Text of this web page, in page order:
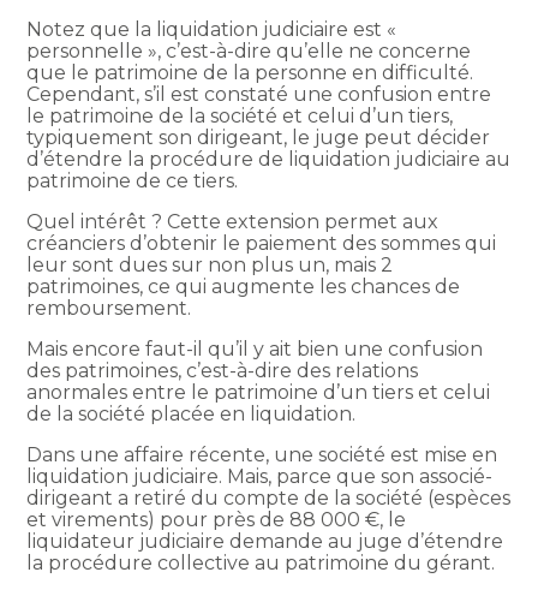
Notez que la liquidation judiciaire est «
personnelle », c’est-à-dire qu’elle ne concerne
que le patrimoine de la personne en difficulté.
Cependant, s’il est constaté une confusion entre
le patrimoine de la société et celui d’un tiers,
typiquement son dirigeant, le juge peut décider
d’étendre la procédure de liquidation judiciaire au
patrimoine de ce tiers.
Quel intérêt ? Cette extension permet aux
créanciers d’obtenir le paiement des sommes qui
leur sont dues sur non plus un, mais 2
patrimoines, ce qui augmente les chances de
remboursement.
Mais encore faut-il qu’il y ait bien une confusion
des patrimoines, c’est-à-dire des relations
anormales entre le patrimoine d’un tiers et celui
de la société placée en liquidation.
Dans une affaire récente, une société est mise en
liquidation judiciaire. Mais, parce que son associé-
dirigeant a retiré du compte de la société (espèces
et virements) pour près de 88 000 €, le
liquidateur judiciaire demande au juge d’étendre
la procédure collective au patrimoine du gérant.